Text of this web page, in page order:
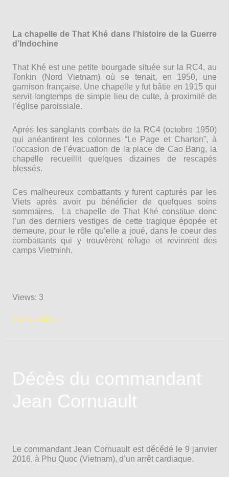
La chapelle de That Khé dans l’histoire de la Guerre
d’Indochine
That Khé est une petite bourgade située sur la RC4, au
Tonkin (Nord Vietnam) où se tenait, en 1950, une
garnison française. Une chapelle y fut bâtie en 1915 qui
servit longtemps de simple lieu de culte, à proximité de
l’église paroissiale.
Après les sanglants combats de la RC4 (octobre 1950)
qui anéantirent les colonnes “Le Page et Charton”, à
l’occasion de l’évacuation de la place de Cao Bang, la
chapelle recueillit quelques dizaines de rescapés
blessés.
Ces malheureux combattants y furent capturés par les
Viets après avoir pu bénéficier de quelques soins
sommaires. La chapelle de That Khé constitue donc
l’un des derniers vestiges de cette tragique épopée et
demeure, pour le rôle qu’elle a joué, dans le coeur des
combattants qui y trouvèrent refuge et revinrent des
camps Vietminh.
Views: 3
Participation
des
100
ans
de
That
Khé
Lire la suite »
Décès du commandant
Jean Cornuault
Le commandant Jean Cornuault est décédé le 9 janvier
2016, à Phu Quoc (Vietnam), d’un arrêt cardiaque.